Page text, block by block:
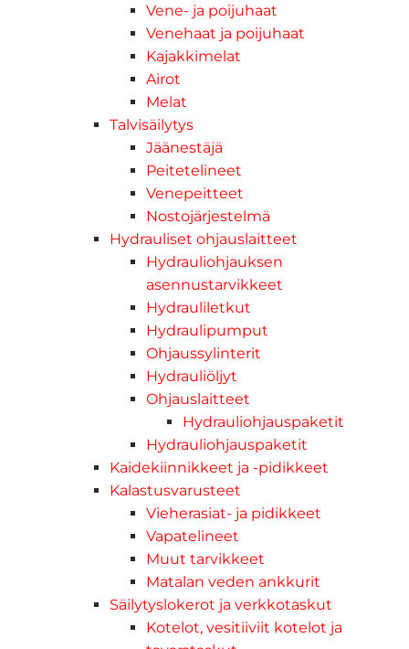
Vene- ja poijuhaat
Venehaat ja poijuhaat
Kajakkimelat
Airot
Melat
Talvisäilytys
Jäänestäjä
Peitetelineet
Venepeitteet
Nostojärjestelmä
Hydrauliset ohjauslaitteet
Hydrauliohjauksen
asennustarvikkeet
Hydrauliletkut
Hydraulipumput
Ohjaussylinterit
Hydrauliöljyt
Ohjauslaitteet
Hydrauliohjauspaketit
Hydrauliohjauspaketit
Kaidekiinnikkeet ja -pidikkeet
Kalastusvarusteet
Vieherasiat- ja pidikkeet
Vapatelineet
Muut tarvikkeet
Matalan veden ankkurit
Säilytyslokerot ja verkkotaskut
Kotelot, vesitiiviit kotelot ja